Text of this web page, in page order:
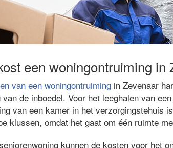
een woningontruiming in
van een woningontruiming in Zevenaar
van de inboedel. Voor het leeghalen van
van een kamer in het verzorgingstehuis
klussen, omdat het gaat om één ruimte
kunnen de kosten voor het